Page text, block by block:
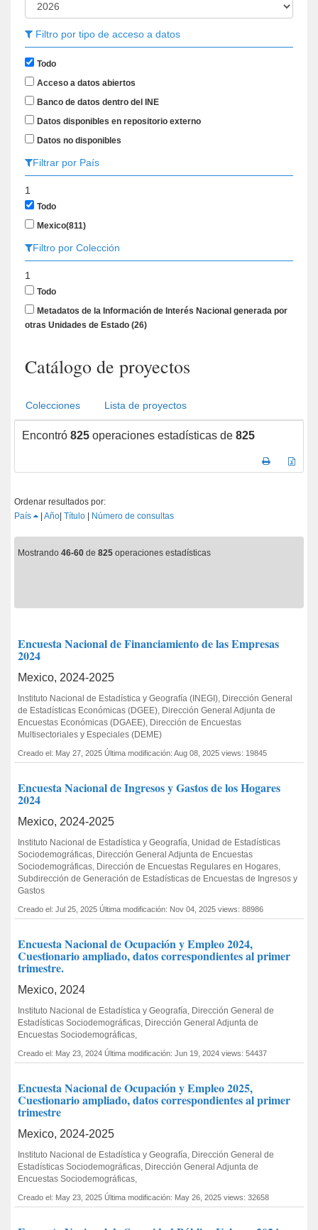
Filtro por tipo de acceso a datos
Todo
Acceso a datos abiertos
Banco de datos dentro del INE
Datos disponibles en repositorio externo
Datos no disponibles
Filtrar por País
1
Todo
Mexico(811)
Filtro por Colección
1
Todo
Metadatos de la Información de Interés Nacional generada por
otras Unidades de Estado (26)
Catálogo de proyectos
Colecciones Lista de proyectos
Encontró 825 operaciones estadísticas de 825
Ordenar resultados por:
País
Año Título Número de consultas
Mostrando 46-60 de 825 operaciones estadísticas
Encuesta Nacional de Financiamiento de las Empresas
2024
Mexico, 2024-2025
Instituto Nacional de Estadística y Geografía (INEGI), Dirección General
de Estadísticas Económicas (DGEE), Dirección General Adjunta de
Encuestas Económicas (DGAEE), Dirección de Encuestas
Multisectoriales y Especiales (DEME)
Creado el: May 27, 2025 Última modificación: Aug 08, 2025 views: 19845
Encuesta Nacional de Ingresos y Gastos de los Hogares
2024
Mexico, 2024-2025
Instituto Nacional de Estadística y Geografía, Unidad de Estadísticas
Sociodemográficas, Dirección General Adjunta de Encuestas
Sociodemográficas, Dirección de Encuestas Regulares en Hogares,
Subdirección de Generación de Estadísticas de Encuestas de Ingresos y
Gastos
Creado el: Jul 25, 2025 Última modificación: Nov 04, 2025 views: 88986
Encuesta Nacional de Ocupación y Empleo 2024,
Cuestionario ampliado, datos correspondientes al primer
trimestre.
Mexico, 2024
Instituto Nacional de Estadística y Geografía, Dirección General de
Estadísticas Sociodemográficas, Dirección General Adjunta de
Encuestas Sociodemográficas,
Creado el: May 23, 2024 Última modificación: Jun 19, 2024 views: 54437
Encuesta Nacional de Ocupación y Empleo 2025,
Cuestionario ampliado, datos correspondientes al primer
trimestre
Mexico, 2024-2025
Instituto Nacional de Estadística y Geografía, Dirección General de
Estadísticas Sociodemográficas, Dirección General Adjunta de
Encuestas Sociodemográficas,
Creado el: May 23, 2025 Última modificación: May 26, 2025 views: 32658